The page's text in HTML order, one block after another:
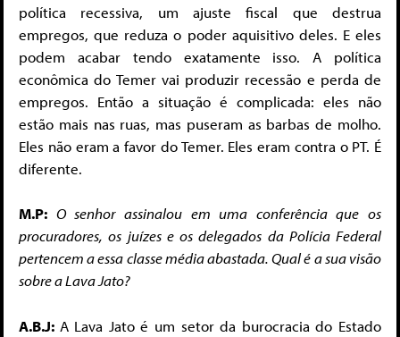
política recessiva, um ajuste fiscal que destrua
empregos, que reduza o poder aquisitivo deles. E eles
podem acabar tendo exatamente isso. A política
econômica do Temer vai produzir recessão e perda de
empregos. Então a situação é complicada: eles não
estão mais nas ruas, mas puseram as barbas de molho.
Eles não eram a favor do Temer. Eles eram contra o PT. É
diferente.
M.P: O senhor assinalou em uma conferência que os
procuradores, os juízes e os delegados da Polícia Federal
pertencem a essa classe média abastada. Qual é a sua visão
sobre a Lava Jato?
A.B.J: A Lava Jato é um setor da burocracia do Estado